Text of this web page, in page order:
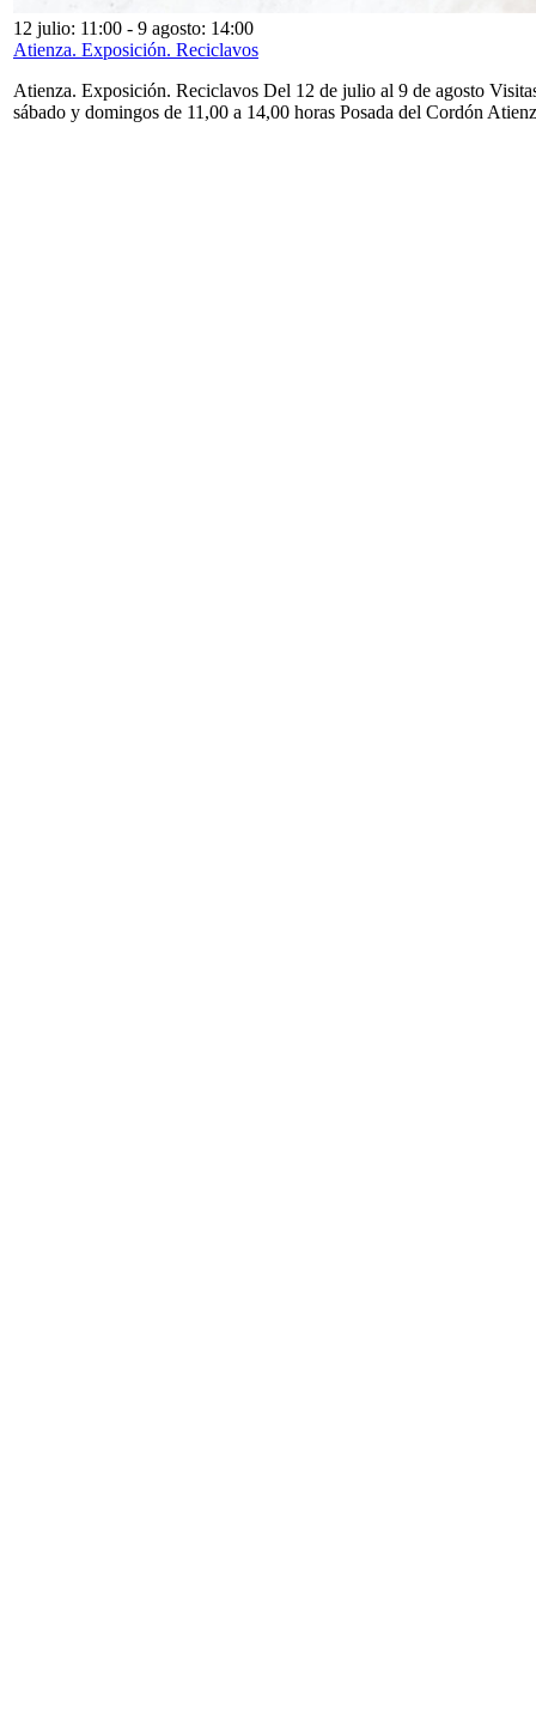
12 julio: 11:00 - 9 agosto: 14:00
Atienza. Exposición. Reciclavos
Atienza. Exposición. Reciclavos Del 12 de julio al 9 de agosto
sábado y domingos de 11,00 a 14,00 horas Posada del Cordón